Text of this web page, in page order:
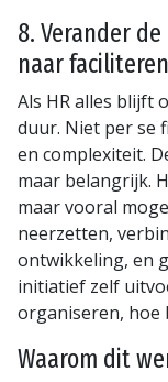
8. Verander
naar faciliteren
Als HR alles blijft
duur. Niet per se
en complexiteit.
maar belangrijk.
maar vooral
neerzetten,
ontwikkeling, en
initiatief zelf
organiseren, hoe
Waarom dit